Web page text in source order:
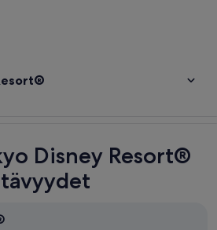
Disney Resort®